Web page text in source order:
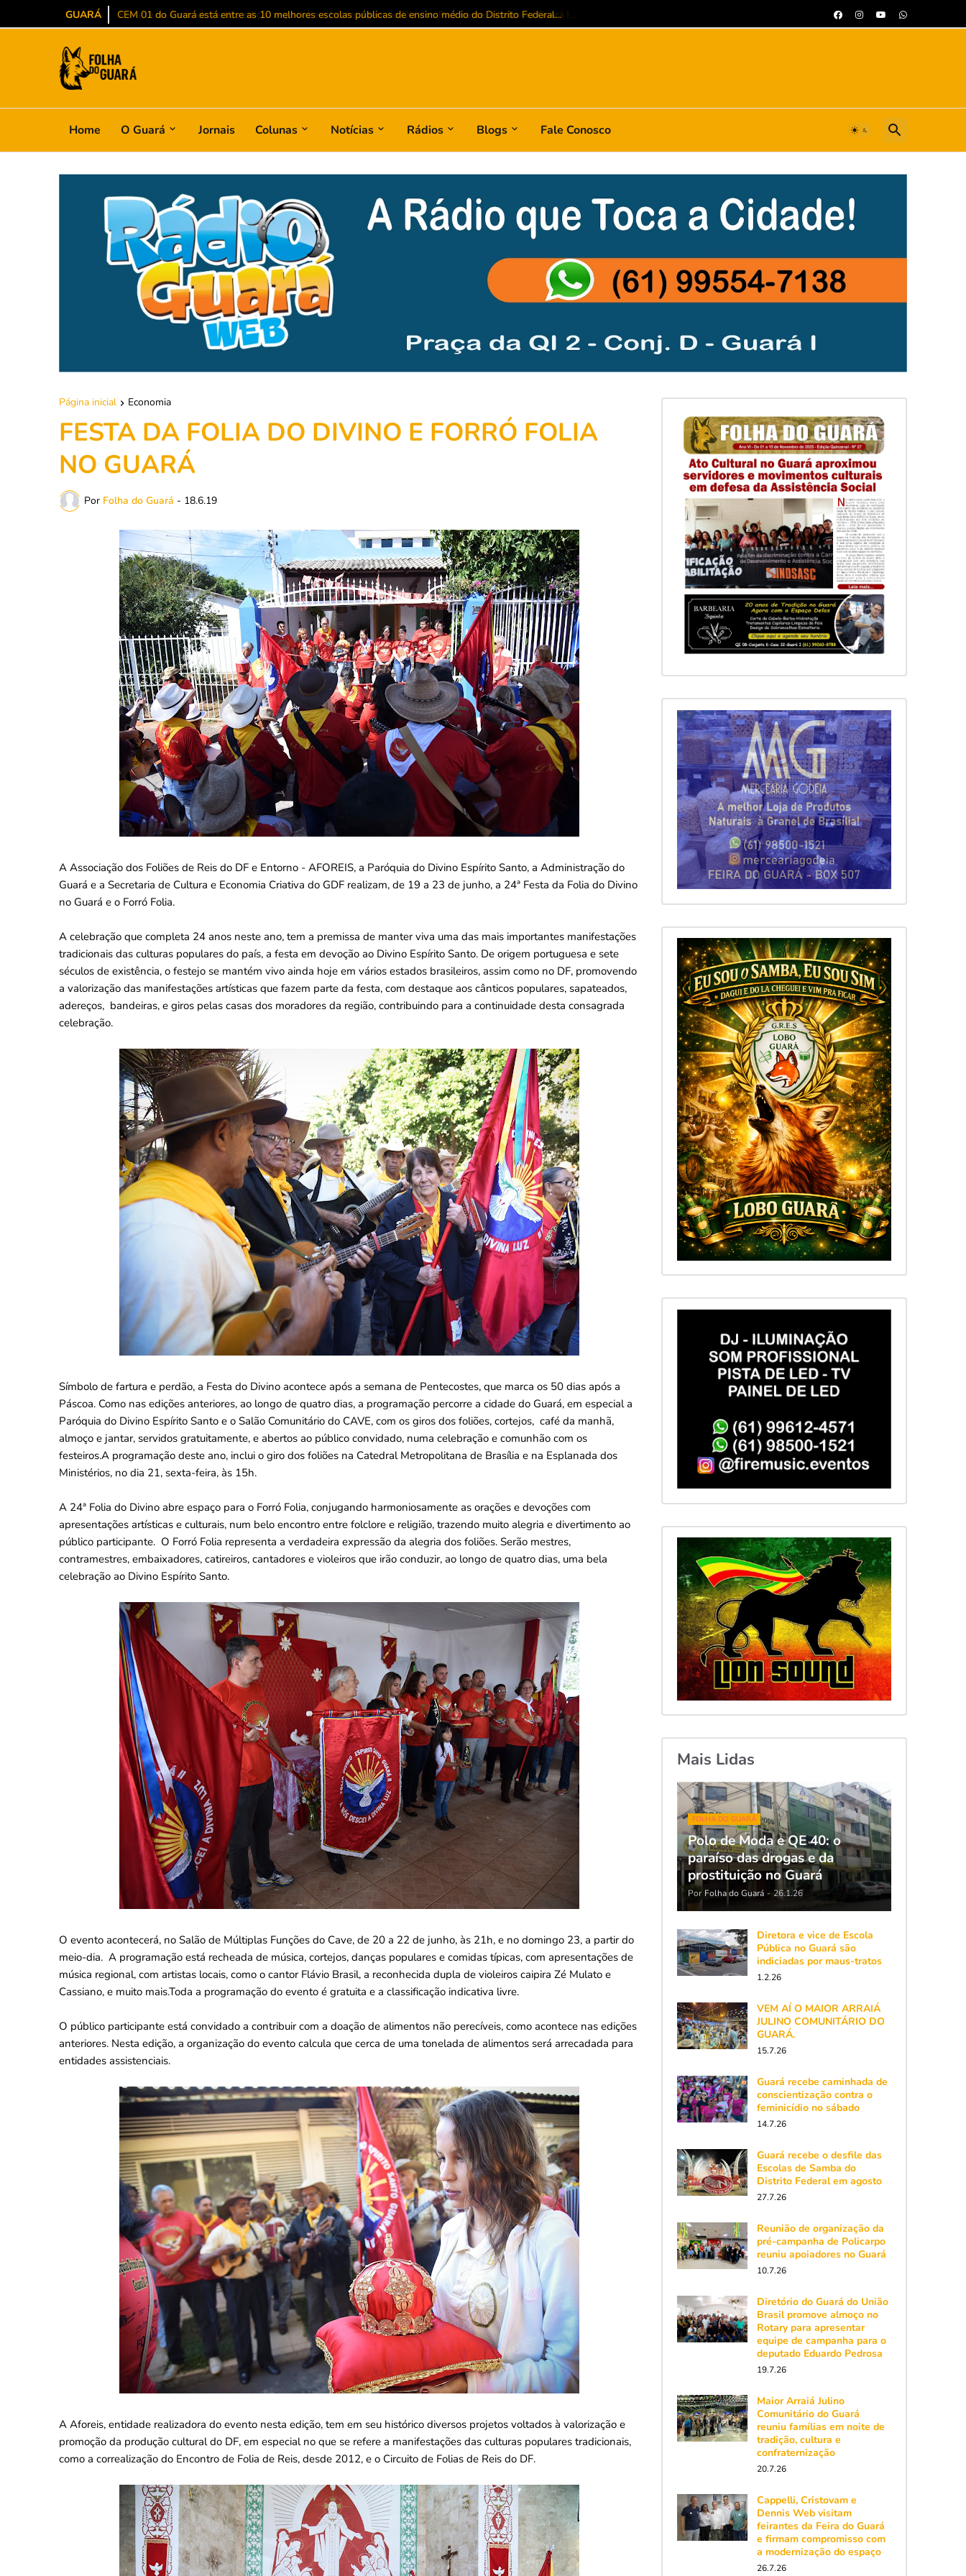
GUARÁ CEM 01 do Guará está entre as 10 melhores escolas públicas de ensino médio do Distrito Federal...
Home O Guará Jornais Colunas Notícias Rádios Blogs Fale Conosco
Página inicial Economia
FESTA DA FOLIA DO DIVINO E FORRÓ FOLIA
NO GUARÁ
Por Folha do Guará - 18.6.19
A Associação dos Foliões de Reis do DF e Entorno - AFOREIS, a Paróquia do Divino Espírito Santo, a Administração do
Guará e a Secretaria de Cultura e Economia Criativa do GDF realizam, de 19 a 23 de junho, a 24ª Festa da Folia do Divino
no Guará e o Forró Folia.
A celebração que completa 24 anos neste ano, tem a premissa de manter viva uma das mais importantes manifestações
tradicionais das culturas populares do país, a festa em devoção ao Divino Espírito Santo. De origem portuguesa e sete
séculos de existência, o festejo se mantém vivo ainda hoje em vários estados brasileiros, assim como no DF, promovendo
a valorização das manifestações artísticas que fazem parte da festa, com destaque aos cânticos populares, sapateados,
adereços, bandeiras, e giros pelas casas dos moradores da região, contribuindo para a continuidade desta consagrada
celebração.
Símbolo de fartura e perdão, a Festa do Divino acontece após a semana de Pentecostes, que marca os 50 dias após a
Páscoa. Como nas edições anteriores, ao longo de quatro dias, a programação percorre a cidade do Guará, em especial a
Paróquia do Divino Espírito Santo e o Salão Comunitário do CAVE, com os giros dos foliões, cortejos, café da manhã,
almoço e jantar, servidos gratuitamente, e abertos ao público convidado, numa celebração e comunhão com os
festeiros.A programação deste ano, inclui o giro dos foliões na Catedral Metropolitana de Brasília e na Esplanada dos
Ministérios, no dia 21, sexta-feira, às 15h.
A 24ª Folia do Divino abre espaço para o Forró Folia, conjugando harmoniosamente as orações e devoções com
apresentações artísticas e culturais, num belo encontro entre folclore e religião, trazendo muito alegria e divertimento ao
público participante. O Forró Folia representa a verdadeira expressão da alegria dos foliões. Serão mestres,
contramestres, embaixadores, catireiros, cantadores e violeiros que irão conduzir, ao longo de quatro dias, uma bela
celebração ao Divino Espírito Santo.
O evento acontecerá, no Salão de Múltiplas Funções do Cave, de 20 a 22 de junho, às 21h, e no domingo 23, a partir do
meio-dia. A programação está recheada de música, cortejos, danças populares e comidas típicas, com apresentações de
música regional, com artistas locais, como o cantor Flávio Brasil, a reconhecida dupla de violeiros caipira Zé Mulato e
Cassiano, e muito mais.Toda a programação do evento é gratuita e a classificação indicativa livre.
O público participante está convidado a contribuir com a doação de alimentos não perecíveis, como acontece nas edições
anteriores. Nesta edição, a organização do evento calcula que cerca de uma tonelada de alimentos será arrecadada para
entidades assistenciais.
A Aforeis, entidade realizadora do evento nesta edição, tem em seu histórico diversos projetos voltados à valorização e
promoção da produção cultural do DF, em especial no que se refere a manifestações das culturas populares tradicionais,
como a correalização do Encontro de Folia de Reis, desde 2012, e o Circuito de Folias de Reis do DF.
Mais Lidas
FOLHA DO GUARÁ
Polo de Moda e QE 40: o
paraíso das drogas e da
prostituição no Guará
Por Folha do Guará - 26.1.26
Diretora e vice de Escola
Pública no Guará são
indiciadas por maus-tratos
1.2.26
VEM AÍ O MAIOR ARRAIÁ
JULINO COMUNITÁRIO DO
GUARÁ.
15.7.26
Guará recebe caminhada de
conscientização contra o
feminicídio no sábado
14.7.26
Guará recebe o desfile das
Escolas de Samba do
Distrito Federal em agosto
27.7.26
Reunião de organização da
pré-campanha de Policarpo
reuniu apoiadores no Guará
10.7.26
Diretório do Guará do União
Brasil promove almoço no
Rotary para apresentar
equipe de campanha para o
deputado Eduardo Pedrosa
19.7.26
Maior Arraiá Julino
Comunitário do Guará
reuniu famílias em noite de
tradição, cultura e
confraternização
20.7.26
Cappelli, Cristovam e
Dennis Web visitam
feirantes da Feira do Guará
e firmam compromisso com
a modernização do espaço
26.7.26